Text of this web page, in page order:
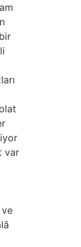
var
ve